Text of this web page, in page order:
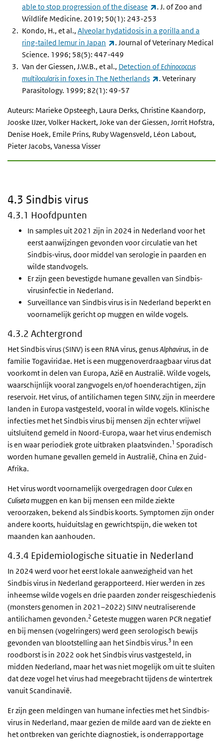
able to stop progression of the disease
(externe link)
. J. of Zoo and
Wildlife Medicine. 2019; 50(1): 243-253
Kondo, H., et al., Alveolar hydatidosis in a gorilla and a
ring-tailed lemur in Japan
(externe link)
. Journal of Veterinary Medical
Science. 1996; 58(5): 447-449
Van der Giessen, J.W.B., et al., Detection ofEchinococcus
multilocularis in foxes in The Netherlands (externe link)
. Veterinary
Parasitology. 1999; 82(1): 49-57
Auteurs: Marieke Opsteegh, Laura Derks, Christine Kaandorp,
Jooske IJzer, Volker Hackert, Joke van der Giessen, Jorrit Hofstra,
Denise Hoek, Emile Prins, Ruby Wagensveld, Léon Labout,
Pieter Jacobs, Vanessa Visser
4.3 Sindbis virus
4.3.1 Hoofdpunten
In samples uit 2021 zijn in 2024 in Nederland voor het
eerst aanwijzingen gevonden voor circulatie van het
Sindbis-virus, door middel van serologie in paarden en
wilde standvogels.
Er zijn geen bevestigde humane gevallen van Sindbis-
virusinfectie in Nederland.
Surveillance van Sindbis virus is in Nederland beperkt en
voornamelijk gericht op muggen en wilde vogels.
4.3.2 Achtergrond
Het Sindbis virus (SINV) is een RNA virus, genusAlphavirus, in de
familie Togaviridae. Het is een muggenoverdraagbaar virus dat
voorkomt in delen van Europa, Azië en Australië. Wilde vogels,
waarschijnlijk vooral zangvogels en/of hoenderachtigen, zijn
reservoir. Het virus, of antilichamen tegen SINV, zijn in meerdere
landen in Europa vastgesteld, vooral in wilde vogels. Klinische
infecties met het Sindbis virus bij mensen zijn echter vrijwel
uitsluitend gemeld in Noord-Europa, waar het virus endemisch
is en waar periodiek grote uitbraken plaatsvinden.1 Sporadisch
worden humane gevallen gemeld in Australië, China en Zuid-
Afrika.
Het virus wordt voornamelijk overgedragen door Culexen
Culiseta muggen en kan bij mensen een milde ziekte
veroorzaken, bekend als Sindbis koorts. Symptomen zijn onder
andere koorts, huiduitslag en gewrichtspijn, die weken tot
maanden kan aanhouden.
4.3.4 Epidemiologische situatie in Nederland
In 2024 werd voor het eerst lokale aanwezigheid van het
Sindbis virus in Nederland gerapporteerd. Hier werden in zes
inheemse wilde vogels en drie paarden zonder reisgeschiedenis
(monsters genomen in 2021–2022) SINV neutraliserende
antilichamen gevonden.2Geteste muggen waren PCR negatief
en bij mensen (vogelringers) werd geen serologisch bewijs
gevonden van blootstelling aan het Sindbis virus.3 In een
roodborst is in 2022 ook het Sindbis virus vastgesteld, in
midden Nederland, maar het was niet mogelijk om uit te sluiten
dat deze vogel het virus had meegebracht tijdens de wintertrek
vanuit Scandinavië.
Er zijn geen meldingen van humane infecties met het Sindbis-
virus in Nederland, maar gezien de milde aard van de ziekte en
het ontbreken van gerichte diagnostiek, is onderrapportage